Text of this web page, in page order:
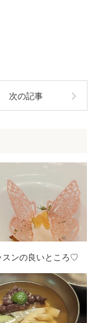
次の記事
スンの良いところ♡